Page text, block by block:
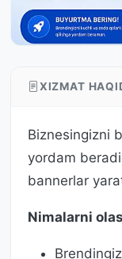
XIZMAT
Biznesingizni
yordam
bannerlar
Nimalarni